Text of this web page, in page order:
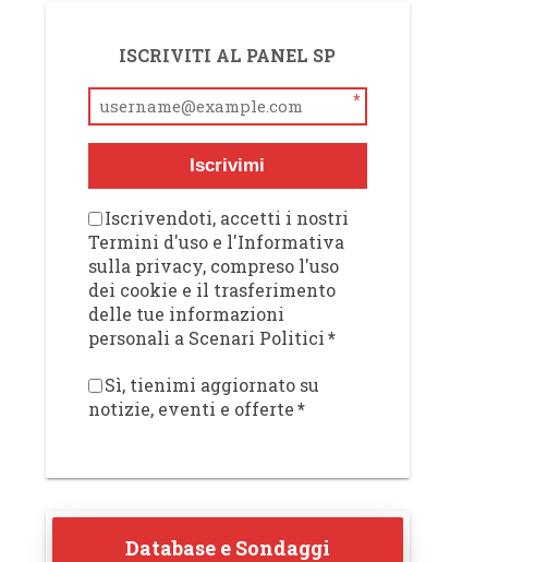
ISCRIVITI AL PANEL SP
*
Iscrivimi
Iscrivendoti, accetti i nostri
Termini d'uso e l'Informativa
sulla privacy, compreso l'uso
dei cookie e il trasferimento
delle tue informazioni
personali a Scenari Politici*
Sì, tienimi aggiornato su
notizie, eventi e offerte*
Database e Sondaggi